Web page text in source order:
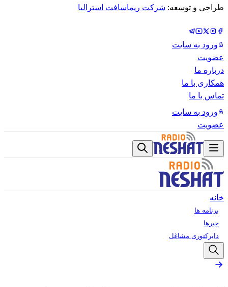
طراحی و توسعه: شرکت ریماسافت استرالیا
ورود به سایت
عضویت
درباره ما
همکاری با ما
تماس با ما
ورود به سایت
عضویت
خانه
برنامه ها
خبرها
دایرکتوری مشاغل